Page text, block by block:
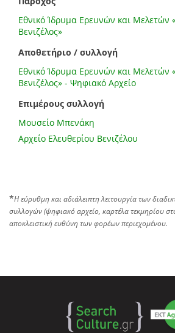
Εθνικό Ίδρυμα Ερευνών και Μελετών
Βενιζέλος»
Αποθετήριο / συλλογή
Εθνικό Ίδρυμα Ερευνών και Μελετών
Βενιζέλος» - Ψηφιακό Αρχείο
Επιμέρους συλλογή
Μουσείο Μπενάκη
Αρχείο Ελευθερίου Βενιζέλου
*Η εύρυθμη και αδιάλειπτη λειτουργία των
συλλογών (ψηφιακό αρχείο, καρτέλα τεκμηρίου
αποκλειστική ευθύνη των φορέων περιεχομένου.